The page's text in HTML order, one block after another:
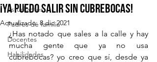
Estudiantes
Padres de familia
Docentes
Habilidades
¡Ya puedo salir sin cubrebocas!
Actualizado:8 dic 2021
¿Has notado que sales a la calle y hay
mucha gente que ya no usa
cubrebocas? yo creo que sí, desde ya